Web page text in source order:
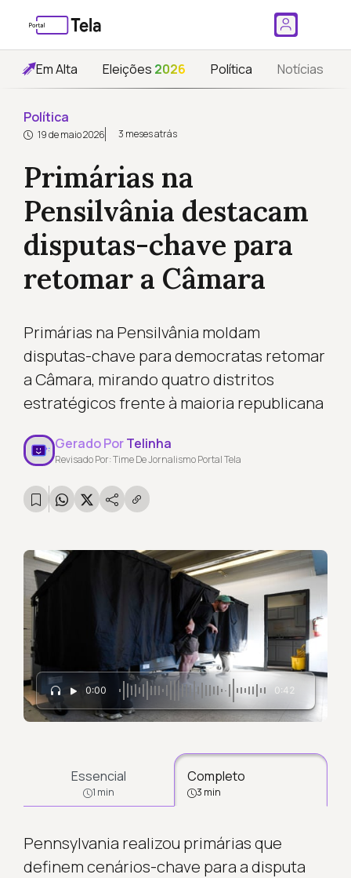
Em Alta Eleições 2026 Política Notícias
Política
19 de maio 2026 3 meses atrás
Primárias na
Pensilvânia destacam
disputas-chave para
retomar a Câmara
Primárias na Pensilvânia moldam
disputas-chave para democratas retomar
a Câmara, mirando quatro distritos
estratégicos frente à maioria republicana
Gerado PorTelinha
Revisado Por: Time De Jornalismo Portal Tela
0:00 0:42
Essencial
1 min
Completo
3 min
Pennsylvania realizou primárias que
definem cenários-chave para a disputa